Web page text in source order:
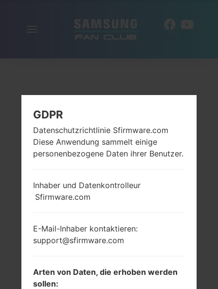
GDPR
Datenschutzrichtlinie Sfirmware.com
Diese Anwendung sammelt einige
personenbezogene Daten ihrer Benutzer.
Inhaber und Datenkontrolleur
Sfirmware.com
E-Mail-Inhaber kontaktieren:
support@sfirmware.com
Arten von Daten, die erhoben werden
sollen: